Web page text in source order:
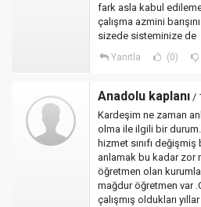
fark asla kabul
çalışma azmini
sizede sisteminize de
Yanıtla (0)
Anadolu kaplanı /
Kardeşim ne zaman
olma ile ilgili bir
hizmet sınıfı
anlamak bu kadar zor
öğretmen olan
mağdur öğretmen var
çalışmış oldukları